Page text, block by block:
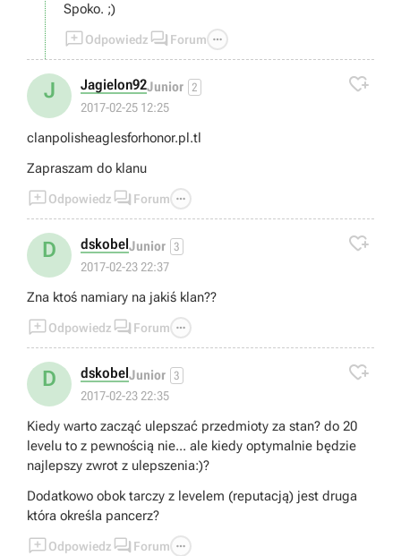
Spoko. ;)
Odpowiedz  Forum 
J Jagielon92Junior 2
2017-02-25 12:25

clanpolisheaglesforhonor.pl.tl
Zapraszam do klanu
Odpowiedz  Forum 
D dskobel Junior 3
2017-02-23 22:37

Zna ktoś namiary na jakiś klan??
Odpowiedz  Forum 
D dskobel Junior 3
2017-02-23 22:35

Kiedy warto zacząć ulepszać przedmioty za stan? do 20
levelu to z pewnością nie... ale kiedy optymalnie będzie
najlepszy zwrot z ulepszenia:)?
Dodatkowo obok tarczy z levelem (reputacją) jest druga
która określa pancerz?
Odpowiedz  Forum 